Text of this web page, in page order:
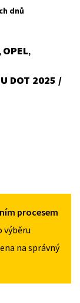
dnů
, OPEL,
DOT 2025 /
procesem
výběru
na správný